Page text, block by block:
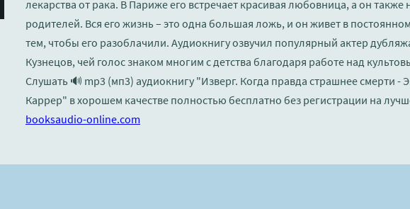
лекарства от рака. В Париже его встречает красивая любовница, а он также
родителей. Вся его жизнь – это одна большая ложь, и он живет в
тем, чтобы его разоблачили. Аудиокнигу озвучил популярный актер
Кузнецов, чей голос знаком многим с детства благодаря работе над
Слушать 🔊 mp3 (мп3) аудиокнигу "Изверг. Когда правда страшнее смерти -
Каррер" в хорошем качестве полностью бесплатно без регистрации на
booksaudio-online.com